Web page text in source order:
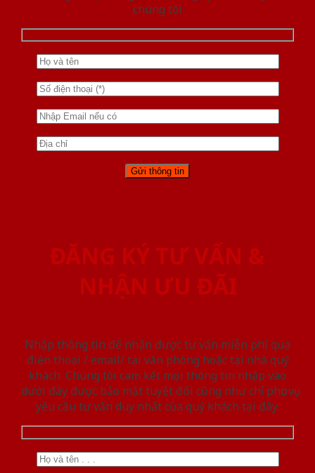
chúng tôi
ĐĂNG KÝ TƯ VẤN &
NHẬN ƯU ĐÃI
Nhập thông tin để nhận được tư vấn miễn phí qua
điện thoại / email/ tại văn phòng hoặc tại nhà quý
khách. Chúng tôi cam kết mọi thông tin nhập vào
dưới đây được bảo mật tuyệt đối cũng như chỉ phục vụ
yêu cầu tư vấn duy nhất của quý khách tại đây.